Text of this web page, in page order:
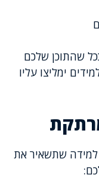
שהתוכן שלכם
ימליצו עליו
למידה שתשאיר את